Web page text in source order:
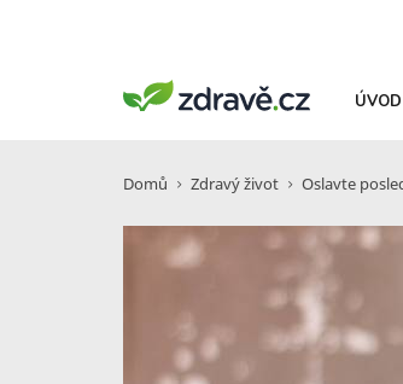
Domů Zdravý život Oslavte